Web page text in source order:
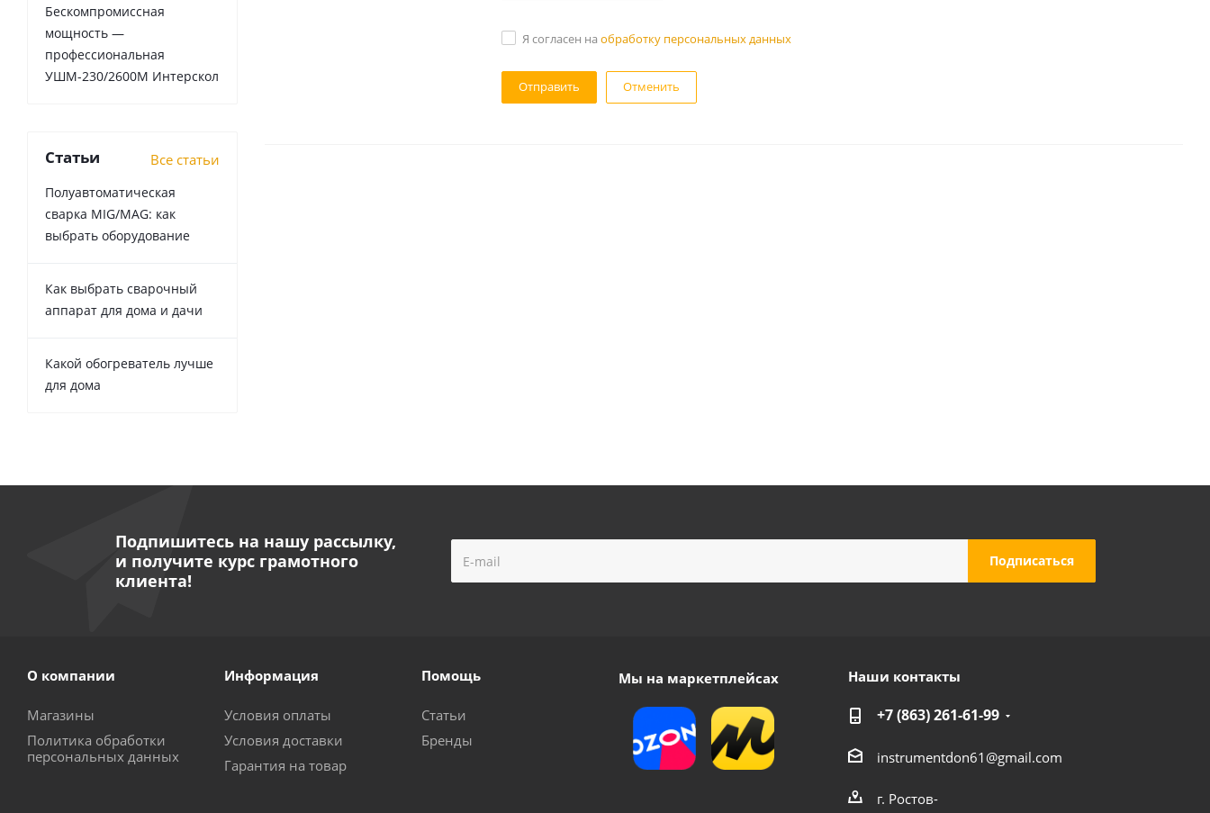
Я согласен на обработку персональных данных
Отменить
Бескомпромиссная
мощность —
профессиональная
УШМ-230/2600М Интерскол
Статьи Все статьи
Полуавтоматическая
сварка MIG/MAG: как
выбрать оборудование
Как выбрать сварочный
аппарат для дома и дачи
Какой обогреватель лучше
для дома
Подпишитесь на нашу рассылку,
и получите курс грамотного
клиента!
О компании
Магазины
Политика обработки
персональных данных
Информация
Условия оплаты
Условия доставки
Гарантия на товар
Помощь
Статьи
Бренды
Мы на маркетплейсах Наши контакты
+7 (863) 261-61-99
instrumentdon61@gmail.com
г. Ростов-